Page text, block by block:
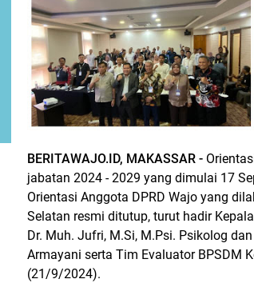
BERITAWAJO.ID, MAKASSAR -
jabatan 2024 - 2029 yang dimulai 17
Orientasi Anggota DPRD Wajo yang
Selatan resmi ditutup, turut hadir
Dr. Muh. Jufri, M.Si, M.Psi. Psikolog
Armayani serta Tim Evaluator BPSDM
(21/9/2024).